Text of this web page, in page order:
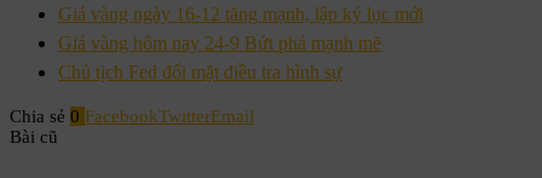
Giá vàng ngày 16-12 tăng mạnh, lập kỷ lục mới
Giá vàng hôm nay 24-9 Bứt phá mạnh mẽ
Chủ tịch Fed đối mặt điều tra hình sự
Chia sẻ 0 FacebookTwitterEmail
Bài cũ